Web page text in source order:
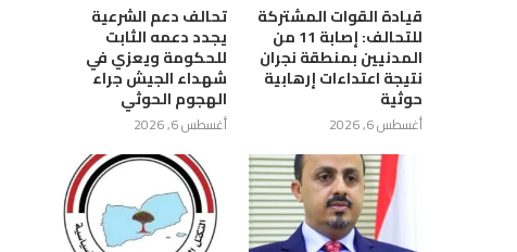
قيادة القوات المشتركة
للتحالف: إصابة 11 من
المدنيين بمنطقة نجران
نتيجة اعتداءات إرهابية
حوثية
أغسطس 6, 2026
تحالف دعم الشرعية
يجدد دعمه الثابت
للحكومة ويعزي في
شهداء الجيش جراء
الهجوم الحوثي
أغسطس 6, 2026